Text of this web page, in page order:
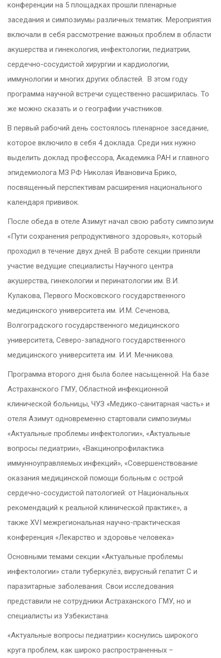
конференции на 5 площадках прошли пленарные
заседания и симпозиумы различных тематик. Мероприятия
включали в себя рассмотрение важных проблем в области
акушерства и гинекология, инфектологии, педиатрии,
сердечно-сосудистой хирургии и кардиологии,
иммунологии и многих других областей. В этом году
программа научной встречи существенно расширилась. То
же можно сказать и о географии участников.
В первый рабочий день состоялось пленарное заседание,
которое включило в себя 4 доклада. Среди них нужно
выделить доклад профессора, Академика РАН и главного
эпидемиолога МЗ РФ Николая Ивановича Брико,
посвященный перспективам расширения национального
календаря прививок.
После обеда в отеле Азимут начал свою работу симпозиум
«Пути сохранения репродуктивного здоровья», который
проходил в течение двух дней. В работе секции приняли
участие ведущие специалисты Научного центра
акушерства, гинекологии и перинатологии им. В.И.
Кулакова, Первого Московского государственного
медицинского университета им. И.М. Сеченова,
Волгоградского государственного медицинского
университета, Северо-западного государственного
медицинского университета им. И.И. Мечникова.
Программа второго дня была более насыщенной. На базе
Астраханского ГМУ, Областной инфекционной
клинической больницы, ЧУЗ «Медико-санитарная часть» и
отеля Азимут одновременно стартовали симпозиумы
«Актуальные проблемы инфектологии», «Актуальные
вопросы педиатрии», «Вакцинопрофилактика
иммунноуправляемых инфекций», «Совершенствование
оказания медицинской помощи больным с острой
сердечно-сосудистой патологией: от Национальных
рекомендаций к реальной клинической практике», а
также XVI межрегиональная научно-практическая
конференция «Лекарство и здоровье человека»
Основными темами секции «Актуальные проблемы
инфектологии» стали туберкулёз, вирусный гепатит С и
паразитарные заболевания. Свои исследования
представили не сотрудники Астраханского ГМУ, но и
специалисты из Узбекистана.
«Актуальные вопросы педиатрии» коснулись широкого
круга проблем, как широко распространенных –